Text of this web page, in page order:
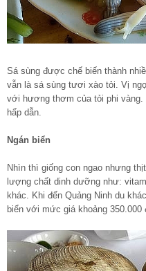
Sá sùng được chế biến thành
vẫn là sá sùng tươi xào tỏi. Vị
với hương thơm của tỏi phi vàng.
hấp dẫn.
Ngán biển
Nhìn thì giống con ngao nhưng
lượng chất dinh dưỡng như:
khác. Khi đến Quảng Ninh du
biển với mức giá khoảng 350.000